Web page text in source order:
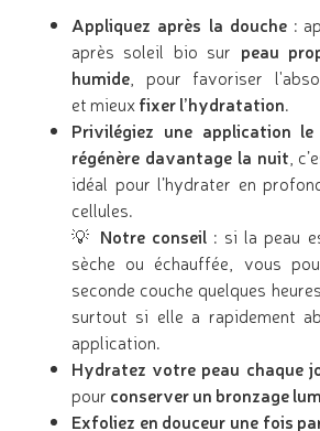
Appliquez après la douche:
après soleil bio sur peau
humide , pour favoriser
et mieuxfixer l’hydratation.
Privilégiez une application
régénère davantage la nuit ,
idéal pour l’hydrater en
cellules.
💡 Notre conseil : si la peau
sèche ou échauffée, vous
seconde couche quelques
surtout si elle a rapidement
application.
Hydratez votre peau chaque
pour conserver un bronzage
Exfoliez en douceur une fois